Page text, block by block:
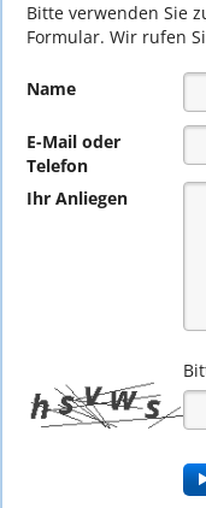
Bitte verwenden Sie
Formular. Wir rufen
Name
E-Mail oder
Telefon
Ihr Anliegen